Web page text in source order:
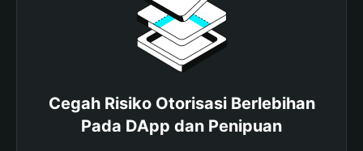
Cegah Risiko Otorisasi Berlebihan
Pada DApp dan Penipuan